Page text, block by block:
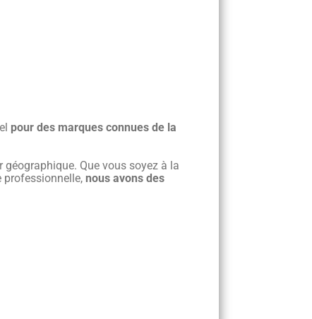
pour des marques connues de la
Que vous soyez à la
professionnelle, nous avons des